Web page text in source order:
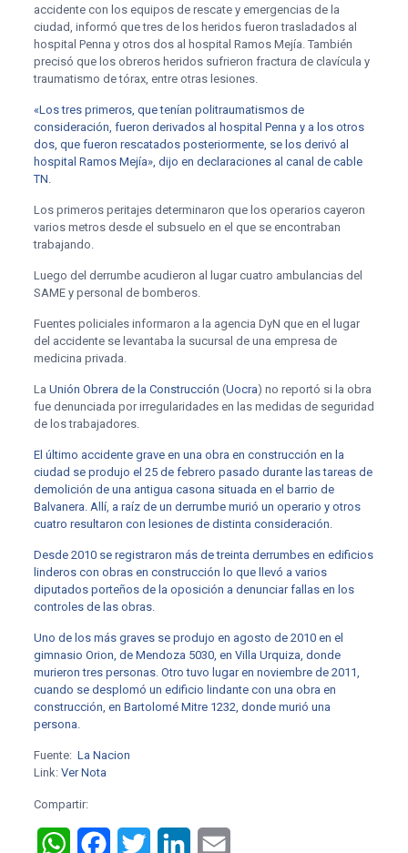
accidente con los equipos de rescate y emergencias de la
ciudad, informó que tres de los heridos fueron trasladados al
hospital Penna y otros dos al hospital Ramos Mejía. También
precisó que los obreros heridos sufrieron fractura de clavícula y
traumatismo de tórax, entre otras lesiones.
«Los tres primeros, que tenían politraumatismos de
consideración, fueron derivados al hospital Penna y a los otros
dos, que fueron rescatados posteriormente, se los derivó al
hospital Ramos Mejía», dijo en declaraciones al canal de cable
TN.
Los primeros peritajes determinaron que los operarios cayeron
varios metros desde el subsuelo en el que se encontraban
trabajando.
Luego del derrumbe acudieron al lugar cuatro ambulancias del
SAME y personal de bomberos.
Fuentes policiales informaron a la agencia DyN que en el lugar
del accidente se levantaba la sucursal de una empresa de
medicina privada.
La Unión Obrera de la Construcción (Uocra) no reportó si la obra
fue denunciada por irregularidades en las medidas de seguridad
de los trabajadores.
El último accidente grave en una obra en construcción en la
ciudad se produjo el 25 de febrero pasado durante las tareas de
demolición de una antigua casona situada en el barrio de
Balvanera. Allí, a raíz de un derrumbe murió un operario y otros
cuatro resultaron con lesiones de distinta consideración.
Desde 2010 se registraron más de treinta derrumbes en edificios
linderos con obras en construcción lo que llevó a varios
diputados porteños de la oposición a denunciar fallas en los
controles de las obras.
Uno de los más graves se produjo en agosto de 2010 en el
gimnasio Orion, de Mendoza 5030, en Villa Urquiza, donde
murieron tres personas. Otro tuvo lugar en noviembre de 2011,
cuando se desplomó un edificio lindante con una obra en
construcción, en Bartolomé Mitre 1232, donde murió una
persona.
Fuente: La Nacion
Link: Ver Nota
Compartir:
WhatsAppFacebookTwitter LinkedIn